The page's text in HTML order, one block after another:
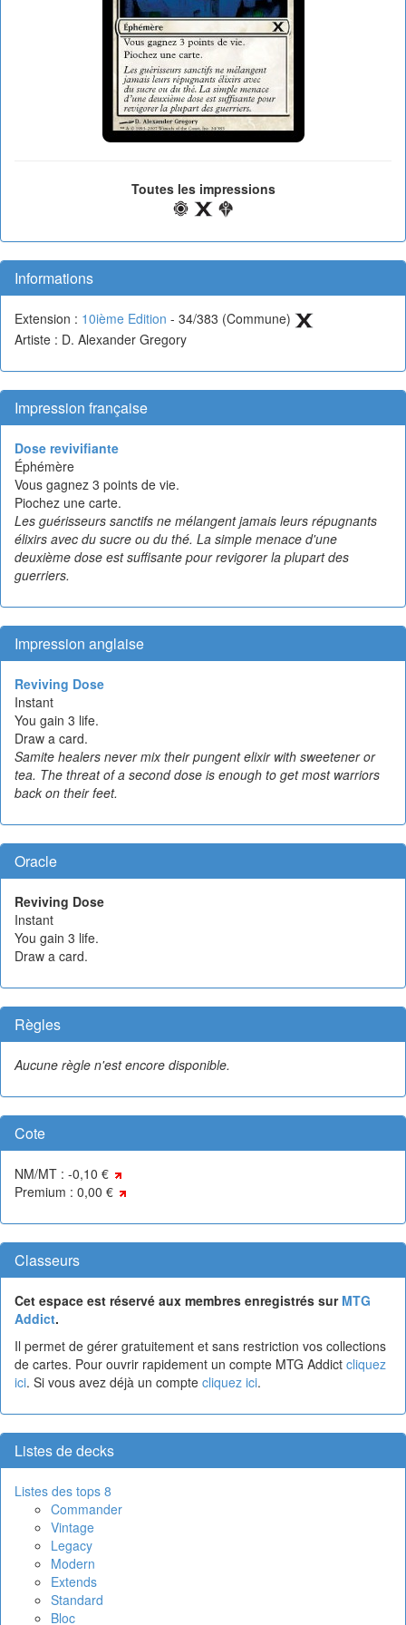
Toutes les impressions
Informations
Extension : 10ième Edition - 34/383 (Commune)
Artiste : D. Alexander Gregory
Impression française
Dose revivifiante
Éphémère
Vous gagnez 3 points de vie.
Piochez une carte.
Les guérisseurs sanctifs ne mélangent jamais leurs répugnants
élixirs avec du sucre ou du thé. La simple menace d'une
deuxième dose est suffisante pour revigorer la plupart des
guerriers.
Impression anglaise
Reviving Dose
Instant
You gain 3 life.
Draw a card.
Samite healers never mix their pungent elixir with sweetener or
tea. The threat of a second dose is enough to get most warriors
back on their feet.
Oracle
Reviving Dose
Instant
You gain 3 life.
Draw a card.
Règles
Aucune règle n'est encore disponible.
Cote
NM/MT : -0,10 €
Premium : 0,00 €
Classeurs
Cet espace est réservé aux membres enregistrés sur MTG
Addict.
Il permet de gérer gratuitement et sans restriction vos collections
de cartes. Pour ouvrir rapidement un compte MTG Addict cliquez
ici. Si vous avez déjà un compte cliquez ici.
Listes de decks
Listes des tops 8
Commander
Vintage
Legacy
Modern
Extends
Standard
Bloc